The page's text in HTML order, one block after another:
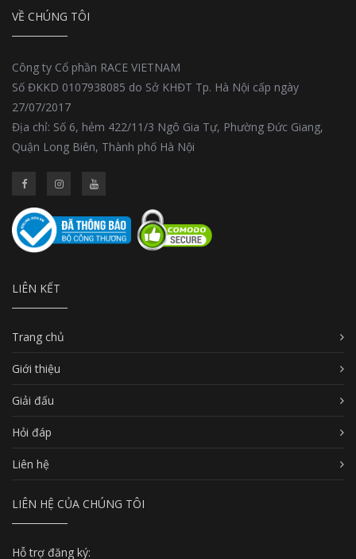
VỀ CHÚNG TÔI
Công ty Cổ phần RACE VIETNAM
Số ĐKKD 0107938085 do Sở KHĐT Tp. Hà Nội cấp ngày
27/07/2017
Địa chỉ: Số 6, hẻm 422/11/3 Ngô Gia Tự, Phường Đức Giang,
Quận Long Biên, Thành phố Hà Nội
LIÊN KẾT
Trang chủ
Giới thiệu
Giải đấu
Hỏi đáp
Liên hệ
LIÊN HỆ CỦA CHÚNG TÔI
Hỗ trợ đăng ký: